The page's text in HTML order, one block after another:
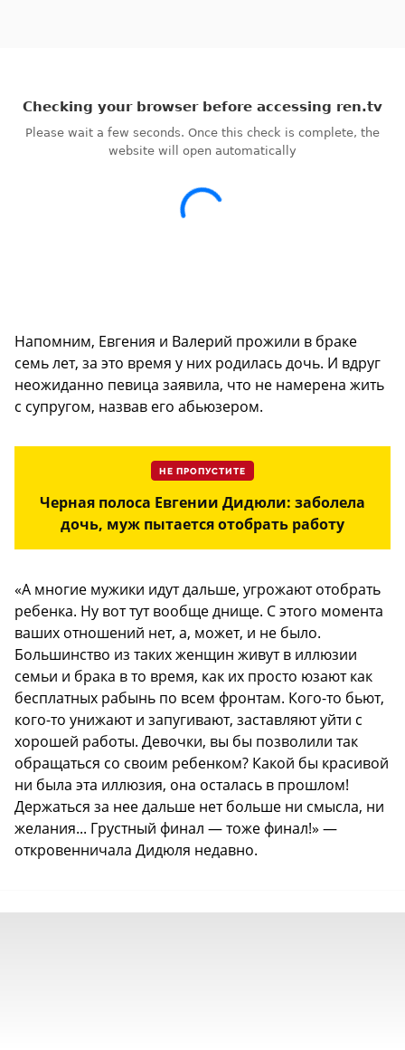
Напомним, Евгения и Валерий прожили в браке
семь лет, за это время у них родилась дочь. И вдруг
неожиданно певица заявила, что не намерена жить
с супругом, назвав его абьюзером.
НЕ ПРОПУСТИТЕ
Черная полоса Евгении Дидюли: заболела
дочь, муж пытается отобрать работу
«А многие мужики идут дальше, угрожают отобрать
ребенка. Ну вот тут вообще днище. С этого момента
ваших отношений нет, а, может, и не было.
Большинство из таких женщин живут в иллюзии
семьи и брака в то время, как их просто юзают как
бесплатных рабынь по всем фронтам. Кого-то бьют,
кого-то унижают и запугивают, заставляют уйти с
хорошей работы. Девочки, вы бы позволили так
обращаться со своим ребенком? Какой бы красивой
ни была эта иллюзия, она осталась в прошлом!
Держаться за нее дальше нет больше ни смысла, ни
желания... Грустный финал — тоже финал!» —
откровенничала Дидюля недавно.